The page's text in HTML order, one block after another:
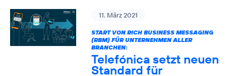
11. März 2021
START VON RICH BUSINESS MESSAGING
(RBM) FÜR UNTERNEHMEN ALLER
BRANCHEN:
Telefónica setzt neuen
Standard für